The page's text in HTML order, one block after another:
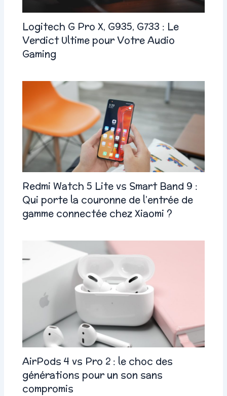
Logitech G Pro X, G935, G733 : Le
Verdict Ultime pour Votre Audio
Gaming
Redmi Watch 5 Lite vs Smart Band 9 :
Qui porte la couronne de l’entrée de
gamme connectée chez Xiaomi ?
AirPods 4 vs Pro 2 : le choc des
générations pour un son sans
compromis